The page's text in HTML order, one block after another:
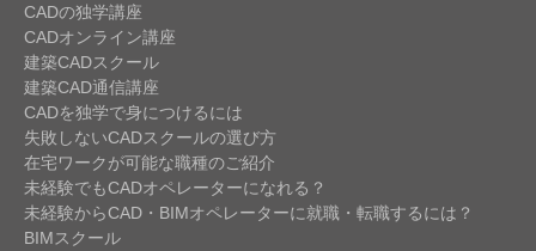
CADの独学講座
CADオンライン講座
建築CADスクール
建築CAD通信講座
CADを独学で身につけるには
失敗しないCADスクールの選び方
在宅ワークが可能な職種のご紹介
未経験でもCADオペレーターになれる？
未経験からCAD・BIMオペレーターに就職・転職するには？
BIMスクール